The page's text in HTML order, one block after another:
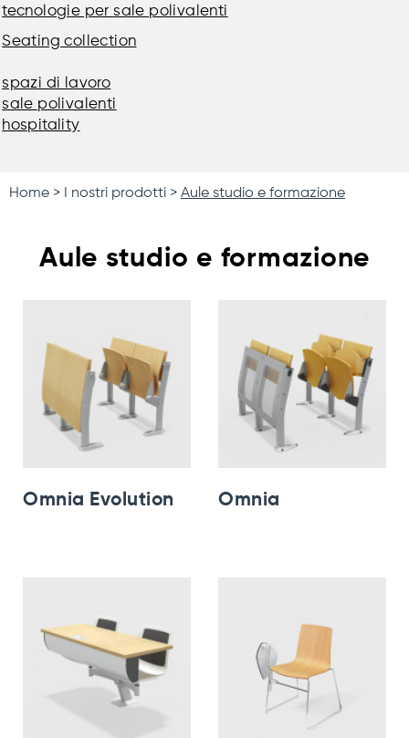
tecnologie per sale polivalenti
Seating collection
spazi di lavoro
sale polivalenti
hospitality
Home I nostri prodotti Aule studio e formazione
Aule studio e formazione
Omnia Evolution Omnia